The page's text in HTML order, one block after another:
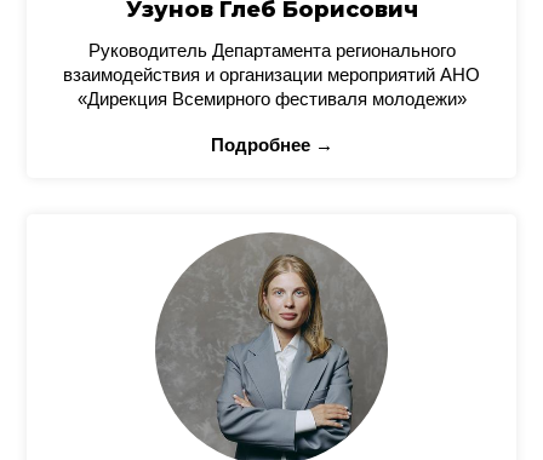
Узунов Глеб Борисович
Руководитель Департамента регионального
взаимодействия и организации мероприятий АНО
«Дирекция Всемирного фестиваля молодежи»
Подробнее →